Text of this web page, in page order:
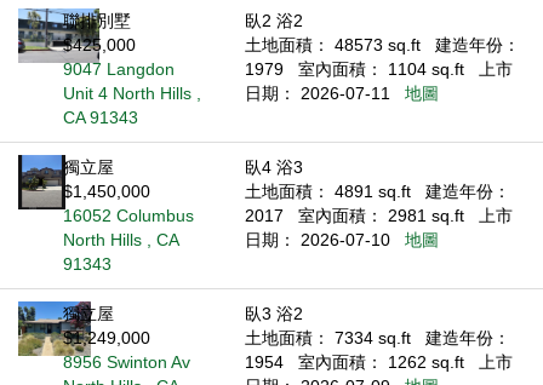
聯排別墅
$425,000
9047 Langdon
Unit 4 North Hills ,
CA 91343
臥2 浴2
土地面積： 48573 sq.ft
建造年份：
1979
室內面積： 1104 sq.ft
上市
日期： 2026-07-11
地圖
獨立屋
$1,450,000
16052 Columbus
North Hills , CA
91343
臥4 浴3
土地面積： 4891 sq.ft
建造年份：
2017
室內面積： 2981 sq.ft
上市
日期： 2026-07-10
地圖
獨立屋
$1,249,000
8956 Swinton Av
臥3 浴2
土地面積： 7334 sq.ft
建造年份：
1954
室內面積： 1262 sq.ft
上市